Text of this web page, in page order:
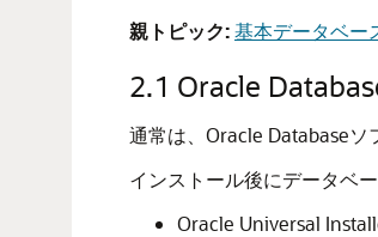
親トピック:基本データベー
2.1 Oracle
通常は、Oracle Databaseソ
インストール後にデータベ
Oracle Universal